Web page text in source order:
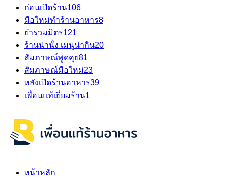
ก่อนเปิดร้าน106
มือใหม่ทำร้านอาหาร8
ยำรวมมิตร121
ร้านน่านั่ง เมนูน่ากิน20
สัมภาษณ์พูดคุย81
สัมภาษณ์มือใหม่23
หลังเปิดร้านอาหาร39
เพื่อนแท้เยี่ยมร้าน1
หน้าหลัก